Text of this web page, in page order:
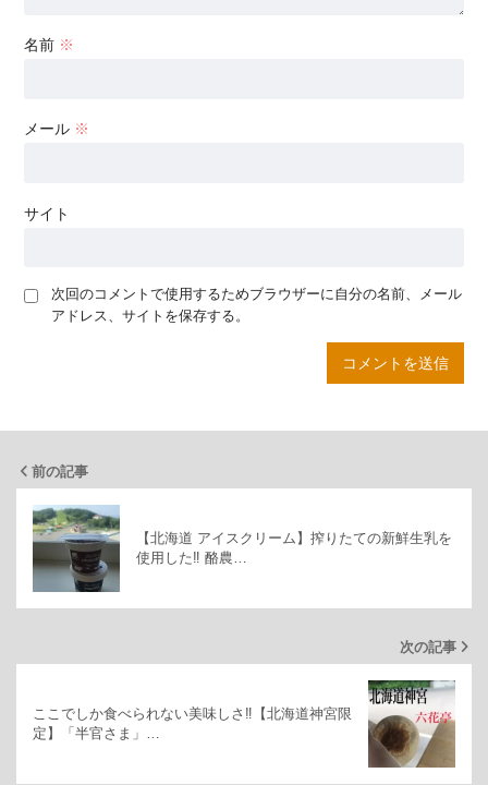
名前 ※
メール ※
サイト
次回のコメントで使用するためブラウザーに自分の名前、メール
アドレス、サイトを保存する。
前の記事
【北海道 アイスクリーム】搾りたての新鮮生乳を
使用した‼ 酪農…
次の記事
ここでしか食べられない美味しさ‼【北海道神宮限
定】「半官さま」…